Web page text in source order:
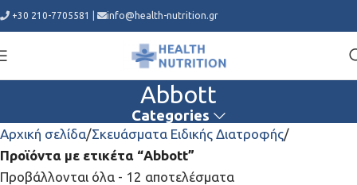
+30 210-7705581 info@health-nutrition.gr
Abbott
Categories
Αρχική σελίδα Σκευάσματα Ειδικής Διατροφής
Προϊόντα με ετικέτα “Abbott”
Προβάλλονται όλα - 12 αποτελέσματα